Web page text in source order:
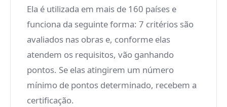
Ela é utilizada em mais de 160 países e
funciona da seguinte forma: 7 critérios são
avaliados nas obras e, conforme elas
atendem os requisitos, vão ganhando
pontos. Se elas atingirem um número
mínimo de pontos determinado, recebem a
certificação.